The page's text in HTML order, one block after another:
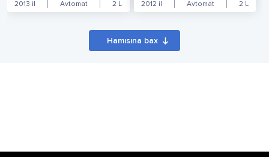
2013 il Avtomat 2 L
2012 il Avtomat 2 L
Hamısına bax